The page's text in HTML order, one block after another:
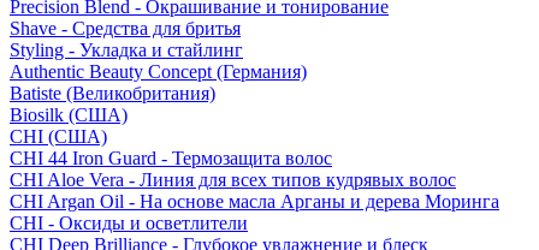
Precision Blend - Окрашивание и тонирование
Shave - Средства для бритья
Styling - Укладка и стайлинг
Authentic Beauty Concept (Германия)
Batiste (Великобритания)
Biosilk (США)
CHI (США)
CHI 44 Iron Guard - Термозащита волос
CHI Aloe Vera - Линия для всех типов кудрявых волос
CHI Argan Oil - На основе масла Арганы и дерева Моринга
CHI - Оксиды и осветлители
CHI Deep Brilliance - Глубокое увлажнение и блеск